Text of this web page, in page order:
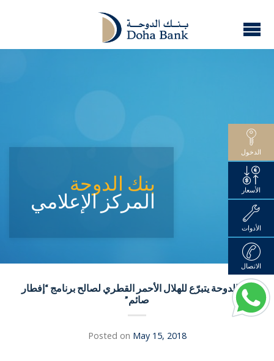
بنك الدوحة
المركز الإعلامي
بنك الدوحة يتبرّع للهلال الأحمر القطري لصالح برنامج “إفطار
صائم”
Posted on May 15, 2018
الدخول
الأسعار
الأدوات
الاتصال